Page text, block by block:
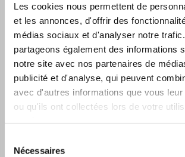
Les cookies nous permettent de
et les annonces, d'offrir des
médias sociaux et d'analyser notre
partageons également des informations
notre site avec nos partenaires de
publicité et d'analyse, qui peuvent
avec d'autres informations que vous
ou qu'ils ont collectées lors de votre
Nécessaires
fidèles clients.
Je partage les mêmes philosophie et
marchés ; savoir garder de l’humilité
circonstances, être consistant dans ses
sa méthode sur un strict management du
mon sens les seuls secrets du succès
marchés.
C’est cette approche transparente et
m’a convaincu de me joindre à cette
d’un monde de la bourse qui me